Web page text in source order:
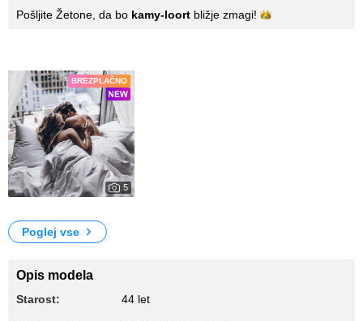
Pošljite Žetone, da bo kamy-loort bližje zmagi!
BREZPLAČNO
5
Poglej vse
Opis modela
Starost: 44 let